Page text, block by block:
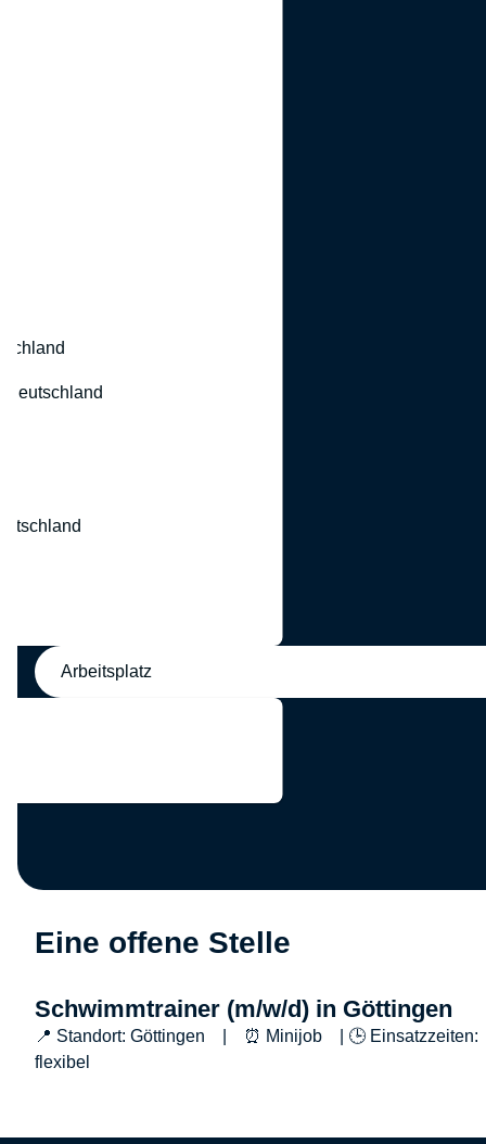
Arbeitsplatz
Eine offene Stelle
Schwimmtrainer (m/w/d) in Göttingen
📍 Standort: Göttingen | ⏰ Minijob | 🕒 Einsatzzeiten:
flexibel